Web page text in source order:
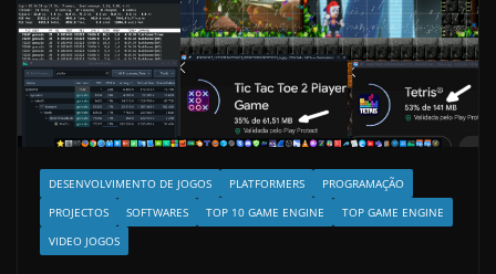
DESENVOLVIMENTO DE JOGOS PLATFORMERS
PROGRAMAÇÃO
PROJECTOS
SOFTWARES TOP 10 GAME ENGINE
TOP GAME ENGINE
VIDEO JOGOS